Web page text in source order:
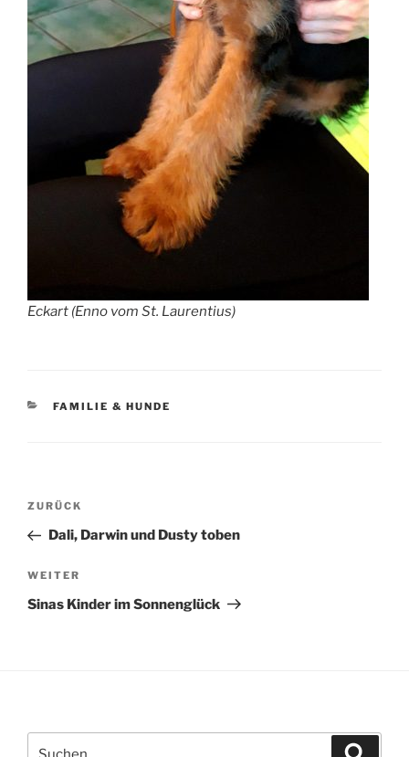
Eckart (Enno vom St. Laurentius)
KATEGORIEN
FAMILIE & HUNDE
Beitragsnavigation
Vorheriger
Beitrag
ZURÜCK
Dali, Darwin und Dusty toben
Nächster
Beitrag
WEITER
Sinas Kinder im Sonnenglück